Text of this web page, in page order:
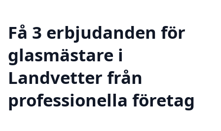
Få 3 erbjudanden för
glasmästare i
Landvetter från
professionella företag